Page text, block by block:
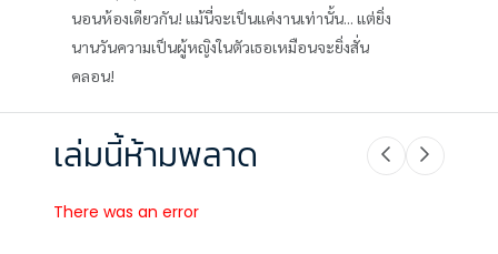
นอนห้องเดียวกัน! แม้นี่จะเป็นแค่งานเท่านั้น... แต่ยิ่ง
นานวันความเป็นผู้หญิงในตัวเธอเหมือนจะยิ่งสั่น
คลอน!
เล่มนี้ห้ามพลาด
There was an error